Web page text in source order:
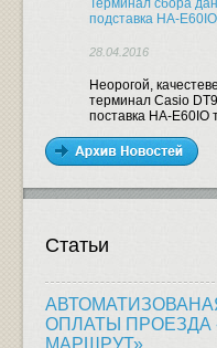
Терминал сбора
подставка HA-E60IO
28.04.2016
Неорогой,
терминал Casio
поставка HA-
Статьи
ОПЛАТЫ ПРОЕЗДА